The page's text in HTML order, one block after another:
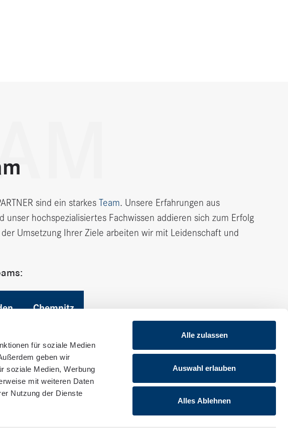
für soziale Medien
geben wir
soziale Medien, Werbung
mit weiteren Daten
Nutzung der Dienste
Alle zulassen
Auswahl erlauben
Alles Ablehnen
sind ein starkes Team. Unsere Erfahrungen aus
unser hochspezialisiertes Fachwissen addieren sich zum Erfolg
Umsetzung Ihrer Ziele arbeiten wir mit Leidenschaft und
Chemnitz
Folgen Sie uns